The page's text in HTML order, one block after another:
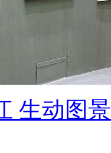
生动图景